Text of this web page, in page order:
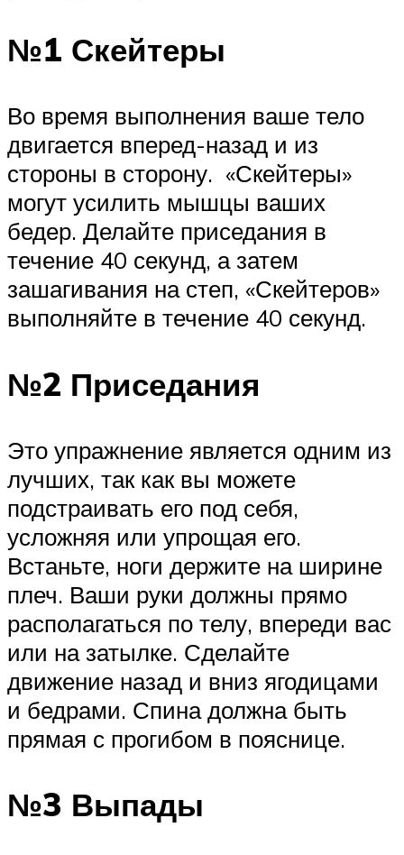
№1 Скейтеры
Во время выполнения ваше тело
двигается вперед-назад и из
стороны в сторону. «Скейтеры»
могут усилить мышцы ваших
бедер. Делайте приседания в
течение 40 секунд, а затем
зашагивания на степ, «Скейтеров»
выполняйте в течение 40 секунд.
№2 Приседания
Это упражнение является одним из
лучших, так как вы можете
подстраивать его под себя,
усложняя или упрощая его.
Встаньте, ноги держите на ширине
плеч. Ваши руки должны прямо
располагаться по телу, впереди вас
или на затылке. Сделайте
движение назад и вниз ягодицами
и бедрами. Спина должна быть
прямая с прогибом в пояснице.
№3 Выпады